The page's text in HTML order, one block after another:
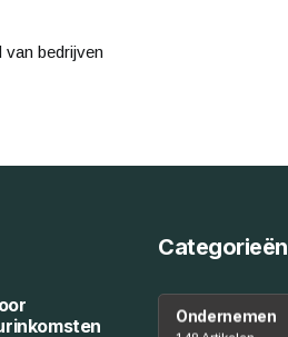
van bedrijven
Categorieën
Ondernemen